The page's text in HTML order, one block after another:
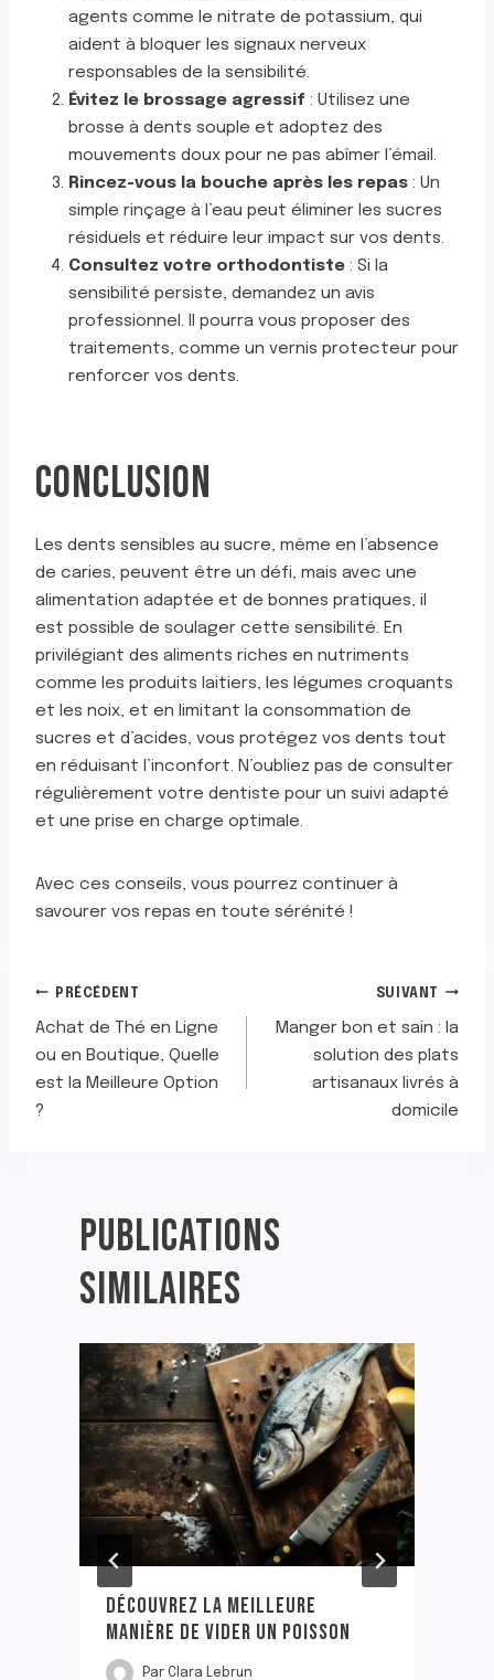
agents comme le nitrate de potassium, qui
aident à bloquer les signaux nerveux
responsables de la sensibilité.
Évitez le brossage agressif : Utilisez une
brosse à dents souple et adoptez des
mouvements doux pour ne pas abîmer l’émail.
Rincez-vous la bouche après les repas : Un
simple rinçage à l’eau peut éliminer les sucres
résiduels et réduire leur impact sur vos dents.
Consultez votre orthodontiste : Si la
sensibilité persiste, demandez un avis
professionnel. Il pourra vous proposer des
traitements, comme un vernis protecteur pour
renforcer vos dents.
CONCLUSION
Les dents sensibles au sucre, même en l’absence
de caries, peuvent être un défi, mais avec une
alimentation adaptée et de bonnes pratiques, il
est possible de soulager cette sensibilité. En
privilégiant des aliments riches en nutriments
comme les produits laitiers, les légumes croquants
et les noix, et en limitant la consommation de
sucres et d’acides, vous protégez vos dents tout
en réduisant l’inconfort. N’oubliez pas de consulter
régulièrement votre dentiste pour un suivi adapté
et une prise en charge optimale.
Avec ces conseils, vous pourrez continuer à
savourer vos repas en toute sérénité !
NAVIGATION
DE
L’ARTICLE
PRÉCÉDENT
Achat de Thé en Ligne
ou en Boutique, Quelle
est la Meilleure Option
?
SUIVANT
Manger bon et sain : la
solution des plats
artisanaux livrés à
domicile
PUBLICATIONS
SIMILAIRES
DÉCOUVREZ LA MEILLEURE
MANIÈRE DE VIDER UN POISSON
Par Clara Lebrun